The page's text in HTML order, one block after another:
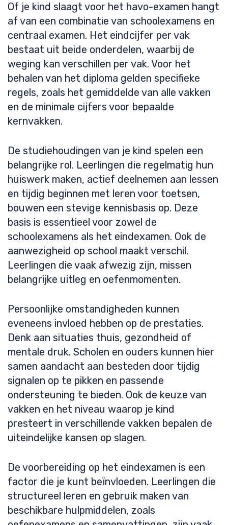
Of je kind slaagt voor het havo-examen hangt
af van een combinatie van schoolexamens en
centraal examen. Het eindcijfer per vak
bestaat uit beide onderdelen, waarbij de
weging kan verschillen per vak. Voor het
behalen van het diploma gelden specifieke
regels, zoals het gemiddelde van alle vakken
en de minimale cijfers voor bepaalde
kernvakken.
De studiehoudingen van je kind spelen een
belangrijke rol. Leerlingen die regelmatig hun
huiswerk maken, actief deelnemen aan lessen
en tijdig beginnen met leren voor toetsen,
bouwen een stevige kennisbasis op. Deze
basis is essentieel voor zowel de
schoolexamens als het eindexamen. Ook de
aanwezigheid op school maakt verschil.
Leerlingen die vaak afwezig zijn, missen
belangrijke uitleg en oefenmomenten.
Persoonlijke omstandigheden kunnen
eveneens invloed hebben op de prestaties.
Denk aan situaties thuis, gezondheid of
mentale druk. Scholen en ouders kunnen hier
samen aandacht aan besteden door tijdig
signalen op te pikken en passende
ondersteuning te bieden. Ook de keuze van
vakken en het niveau waarop je kind
presteert in verschillende vakken bepalen de
uiteindelijke kansen op slagen.
De voorbereiding op het eindexamen is een
factor die je kunt beïnvloeden. Leerlingen die
structureel leren en gebruik maken van
beschikbare hulpmiddelen, zoals